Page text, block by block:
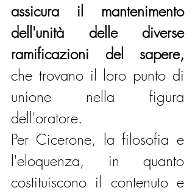
assicura il mantenimento
dell'unità delle diverse
ramificazioni del sapere,
che trovano il loro punto di
unione nella figura
dell'oratore.
Per Cicerone, la filosofia e
l'eloquenza, in quanto
costituiscono il contenuto e